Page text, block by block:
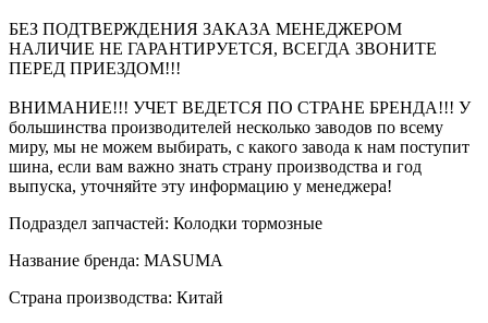
БЕЗ ПОДТВЕРЖДЕНИЯ ЗАКАЗА МЕНЕДЖЕРОМ
НАЛИЧИЕ НЕ ГАРАНТИРУЕТСЯ, ВСЕГДА ЗВОНИТЕ
ПЕРЕД ПРИЕЗДОМ!!!
ВНИМАНИЕ!!! УЧЕТ ВЕДЕТСЯ ПО СТРАНЕ БРЕНДА!!! У
большинства производителей несколько заводов по всему
миру, мы не можем выбирать, с какого завода к нам поступит
шина, если вам важно знать страну производства и год
выпуска, уточняйте эту информацию у менеджера!
Подраздел запчастей: Колодки тормозные
Название бренда: MASUMA
Страна производства: Китай